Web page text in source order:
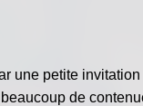
une petite
de